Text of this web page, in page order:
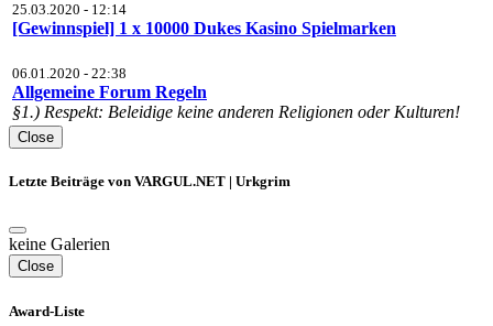
25.03.2020 - 12:14
[Gewinnspiel] 1 x 10000 Dukes Kasino Spielmarken
06.01.2020 - 22:38
Allgemeine Forum Regeln
§1.) Respekt: ​​Beleidige keine anderen Religionen oder Kulturen!
Close
Letzte Beiträge von VARGUL.NET | Urkgrim
keine Galerien
Close
Award-Liste